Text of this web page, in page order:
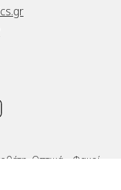
Οπτικά - Φακοί